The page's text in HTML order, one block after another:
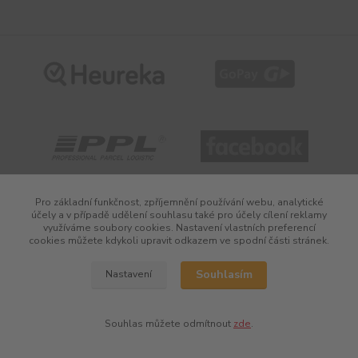
Vytvořeno na Eshop-rychle.cz
Pro základní funkčnost, zpříjemnění používání webu, analytické
účely a v případě udělení souhlasu také pro účely cílení reklamy
využíváme soubory cookies. Nastavení vlastních preferencí
cookies můžete kdykoli upravit odkazem ve spodní části stránek.
Nastavení Souhlasím
Souhlas můžete odmítnout zde.